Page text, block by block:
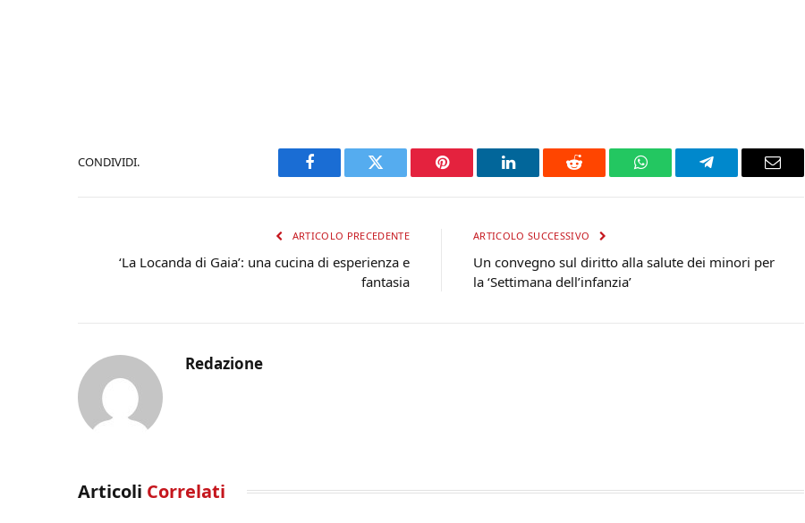
CONDIVIDI.
Facebook Twitter Pinterest LinkedIn Reddit WhatsAppTelegram Email
ARTICOLO PRECEDENTE
‘La Locanda di Gaia’: una cucina di esperienza e
fantasia
ARTICOLO SUCCESSIVO
Un convegno sul diritto alla salute dei minori per
la ‘Settimana dell’infanzia’
Redazione
Articoli Correlati